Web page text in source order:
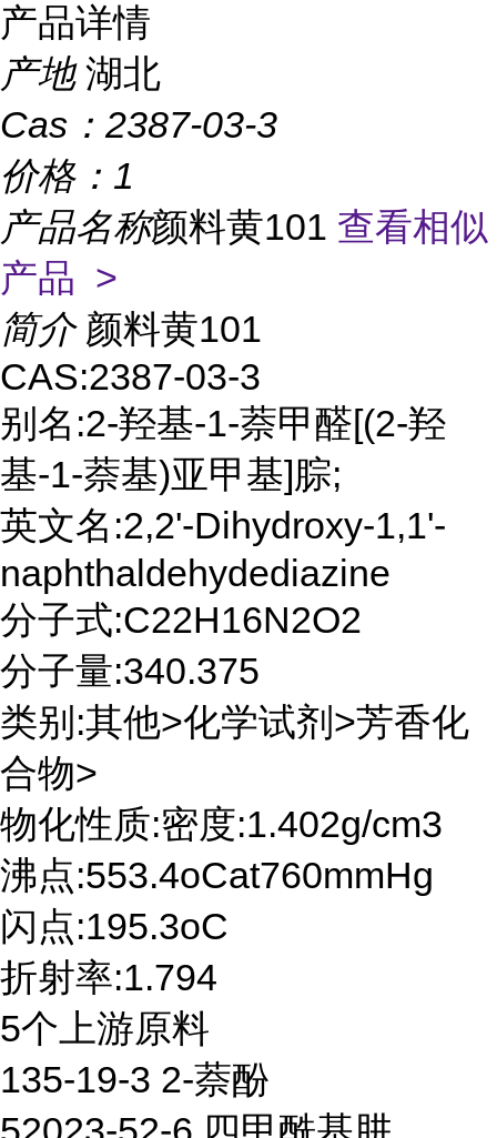
产品详情
产地 湖北
Cas： 2387-03-3
价格： 1
产品名称颜料黄101 查看相似
产品 >
简介 颜料黄101
CAS:2387-03-3
别名:2-羟基-1-萘甲醛[(2-羟
基-1-萘基)亚甲基]腙;
英文名:2,2'-Dihydroxy-1,1'-
naphthaldehydediazine
分子式:C22H16N2O2
分子量:340.375
类别:其他>化学试剂>芳香化
合物>
物化性质:密度:1.402g/cm3
沸点:553.4oCat760mmHg
闪点:195.3oC
折射率:1.794
5个上游原料
135-19-3 2-萘酚